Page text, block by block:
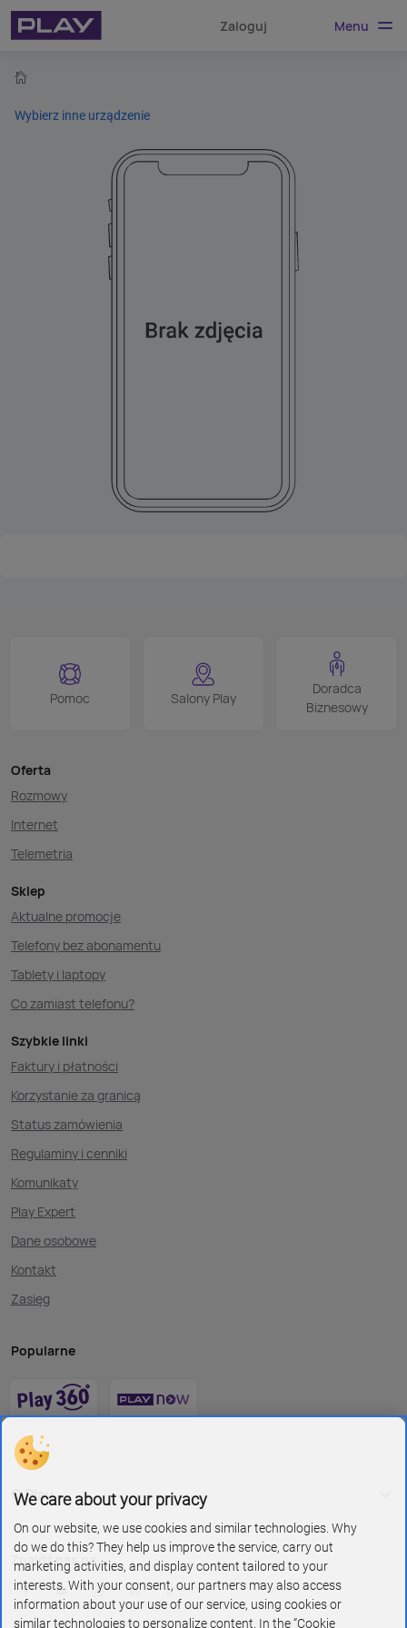
Zaloguj Menu
Wybierz inne urządzenie
Pomoc Salony Play
Doradca
Biznesowy
Oferta
Rozmowy
Internet
Telemetria
Sklep
Aktualne promocje
Telefony bez abonamentu
Tablety i laptopy
Co zamiast telefonu?
Szybkie linki
Faktury i płatności
Korzystanie za granicą
Status zamówienia
Regulaminy i cenniki
Komunikaty
Play Expert
Dane osobowe
Kontakt
Zasięg
Popularne
O Play
Znajdź nas na
We care about your privacy
On our website, we use cookies and similar technologies. Why
do we do this? They help us improve the service, carry out
marketing activities, and display content tailored to your
interests. With your consent, our partners may also access
information about your use of our service, using cookies or
similar technologies to personalize content. In the “Cookie